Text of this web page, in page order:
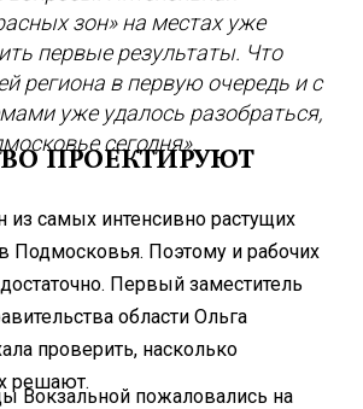
зон» на местах уже
первые результаты. Что
региона в первую очередь и с
уже удалось разобраться,
сегодня».
ПРОЕКТИРУЮТ
из самых интенсивно растущих
Подмосковья. Поэтому и рабочих
Первый заместитель
области Ольга
проверить, насколько
решают.
Вокзальной пожаловались на